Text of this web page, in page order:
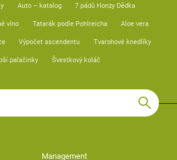
Auto – katalog 7 pádů Honzy Dědka
víno Tatarák podle Pohlreicha Aloe vera
Výpočet ascendentu Tvarohové knedlíky
palačinky Švestkový koláč
Management